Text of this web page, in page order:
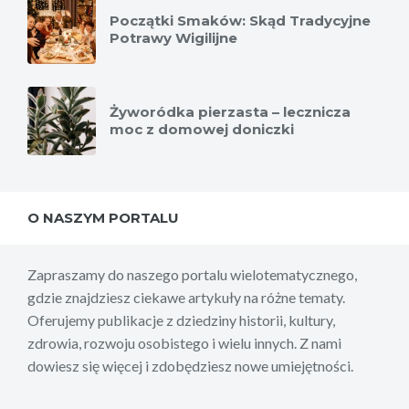
Początki Smaków: Skąd Tradycyjne
Potrawy Wigilijne
Żyworódka pierzasta – lecznicza
moc z domowej doniczki
O NASZYM PORTALU
Zapraszamy do naszego portalu wielotematycznego,
gdzie znajdziesz ciekawe artykuły na różne tematy.
Oferujemy publikacje z dziedziny historii, kultury,
zdrowia, rozwoju osobistego i wielu innych. Z nami
dowiesz się więcej i zdobędziesz nowe umiejętności.